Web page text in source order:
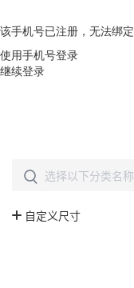
该手机号已注册，无法绑定
使用手机号登录
继续登录